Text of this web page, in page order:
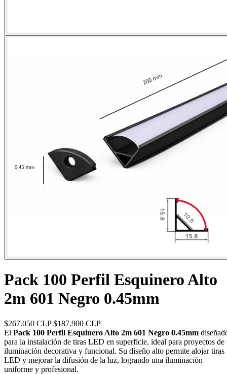
Pack 100 Perfil Esquinero Alto
2m 601 Negro 0.45mm
$267.050 CLP $187.900 CLP
El Pack 100 Perfil Esquinero Alto 2m 601 Negro 0.45mm
para la instalación de tiras LED en superficie, ideal para proyectos de
iluminación decorativa y funcional. Su diseño alto permite alojar tiras
LED y mejorar la difusión de la luz, logrando una iluminación
uniforme y profesional.